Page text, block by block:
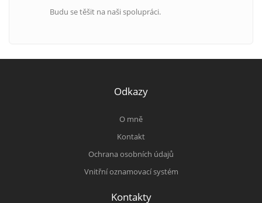
Budu se těšit na naši spolupráci.
Odkazy
O mně
Kontakt
Ochrana osobních údajů
Vnitřní oznamovací systém
Kontakty